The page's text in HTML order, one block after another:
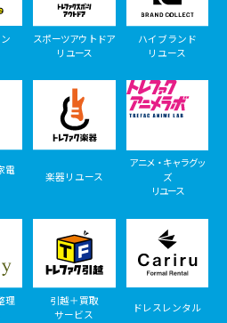
スポーツアウトドア
リユース
ハイブランド
リユース
電
楽器リユース
アニメ・キャラグッ
ズ
リユース
理
引越＋買取
サービス
ドレスレンタル